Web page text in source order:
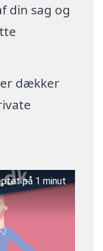
din sag og
dækker
på 1 minut